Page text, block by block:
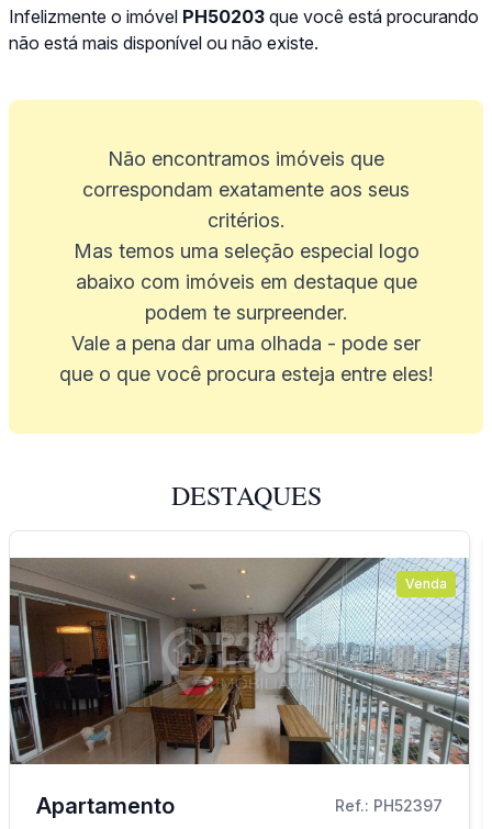
Infelizmente o imóvel PH50203 que você está procurando
não está mais disponível ou não existe.
Não encontramos imóveis que
correspondam exatamente aos seus
critérios.
Mas temos uma seleção especial logo
abaixo com imóveis em destaque que
podem te surpreender.
Vale a pena dar uma olhada - pode ser
que o que você procura esteja entre eles!
DESTAQUES
Venda
Apartamento Ref.: PH52397